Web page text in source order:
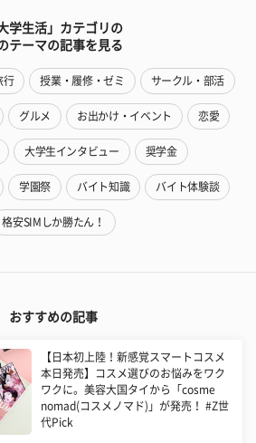
大学生活」カテゴリの
テーマの記事を見る
行 授業・履修・ゼミ サークル・部活
グルメ お出かけ・イベント 恋愛
大学生インタビュー 奨学金
学園祭 バイト知識 バイト体験談
格安SIMしか勝たん！
おすすめの記事
【日本初上陸！新感覚スマートコスメ
本日発売】コスメ選びのお悩みをワク
ワクに。美容大国タイから「cosme
nomad(コスメノマド)」が発売！ #Z世
代Pick